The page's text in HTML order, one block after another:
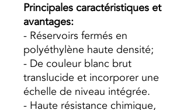
Principales caractéristiques et
avantages:
- Réservoirs fermés en
polyéthylène haute densité;
- De couleur blanc brut
translucide et incorporer une
échelle de niveau intégrée.
- Haute résistance chimique,